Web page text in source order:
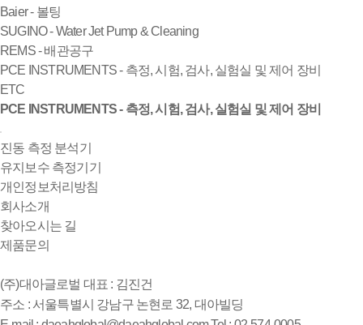
Baier - 볼팅
SUGINO - Water Jet Pump & Cleaning
REMS - 배관공구
PCE INSTRUMENTS - 측정, 시험, 검사, 실험실 및 제어 장비
ETC
PCE INSTRUMENTS - 측정, 시험, 검사, 실험실 및 제어 장비
진동 측정 분석기
유지보수 측정기기
개인정보처리방침
회사소개
찾아오시는 길
제품문의
(주)대아글로벌 대표 : 김진건
주소 : 서울특별시 강남구 논현로 32, 대아빌딩